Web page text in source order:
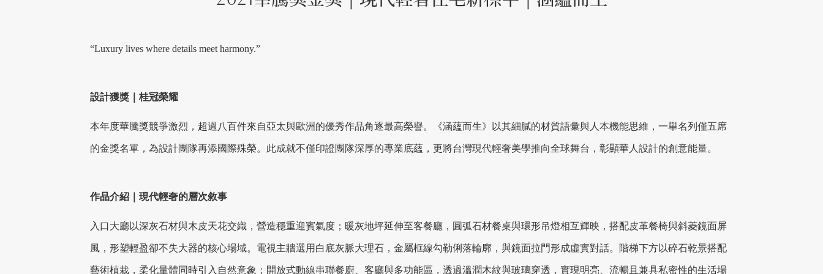
“Luxury lives where details meet harmony.”
設計獲獎｜桂冠榮耀
本年度華騰獎競爭激烈，超過八百件來自亞太與歐洲的優秀作品角逐最高榮譽。《涵蘊而生》以其細膩的材質語彙與人本機能思維，一舉名列僅五席
的金獎名單，為設計團隊再添國際殊榮。此成就不僅印證團隊深厚的專業底蘊，更將台灣現代輕奢美學推向全球舞台，彰顯華人設計的創意能量。
作品介紹｜現代輕奢的層次敘事
入口大廳以深灰石材與木皮天花交織，營造穩重迎賓氣度；暖灰地坪延伸至客餐廳，圓弧石材餐桌與環形吊燈相互輝映，搭配皮革餐椅與斜菱鏡面屏
風，形塑輕盈卻不失大器的核心場域。電視主牆選用白底灰脈大理石，金屬框線勾勒俐落輪廓，與鏡面拉門形成虛實對話。階梯下方以碎石乾景搭配
藝術植栽，柔化量體同時引入自然意象；開放式動線串聯餐廚、客廳與多功能區，透過溫潤木紋與玻璃穿透，實現明亮、流暢且兼具私密性的生活場